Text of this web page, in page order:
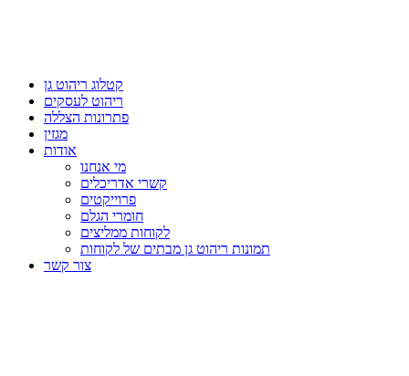
קטלוג ריהוט גן
ריהוט לעסקים
פתרונות הצללה
מגזין
אודות
מי אנחנו
קשרי אדריכלים
פרוייקטים
חומרי הגלם
לקוחות ממליצים
תמונות ריהוט גן מבתים של לקוחות
צור קשר